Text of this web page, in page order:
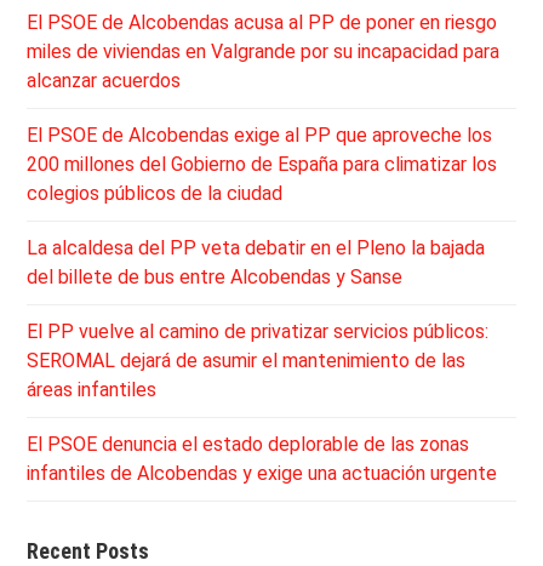
El PSOE de Alcobendas acusa al PP de poner en riesgo
miles de viviendas en Valgrande por su incapacidad para
alcanzar acuerdos
El PSOE de Alcobendas exige al PP que aproveche los
200 millones del Gobierno de España para climatizar los
colegios públicos de la ciudad
La alcaldesa del PP veta debatir en el Pleno la bajada
del billete de bus entre Alcobendas y Sanse
El PP vuelve al camino de privatizar servicios públicos:
SEROMAL dejará de asumir el mantenimiento de las
áreas infantiles
El PSOE denuncia el estado deplorable de las zonas
infantiles de Alcobendas y exige una actuación urgente
Recent Posts